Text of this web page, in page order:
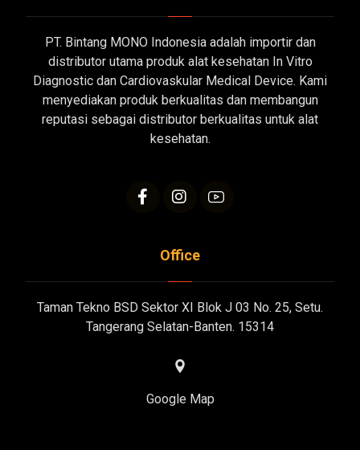
PT. Bintang MONO Indonesia adalah importir dan
distributor utama produk alat kesehatan In Vitro
Diagnostic dan Cardiovaskular Medical Device. Kami
menyediakan produk berkualitas dan membangun
reputasi sebagai distributor berkualitas untuk alat
kesehatan.
Office
Taman Tekno BSD Sektor XI Blok J 03 No. 25, Setu.
Tangerang Selatan-Banten. 15314
Google Map